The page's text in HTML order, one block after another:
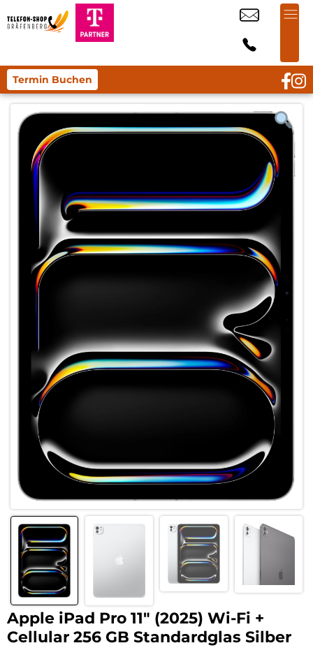
Termin Buchen
Apple iPad Pro 11″ (2025) Wi-Fi +
Cellular 256 GB Standardglas Silber